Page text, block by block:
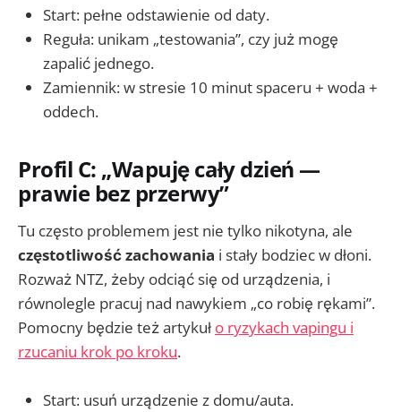
Start: pełne odstawienie od daty.
Reguła: unikam „testowania”, czy już mogę
zapalić jednego.
Zamiennik: w stresie 10 minut spaceru + woda +
oddech.
Profil C: „Wapuję cały dzień —
prawie bez przerwy”
Tu często problemem jest nie tylko nikotyna, ale
częstotliwość zachowania i stały bodziec w dłoni.
Rozważ NTZ, żeby odciąć się od urządzenia, i
równolegle pracuj nad nawykiem „co robię rękami”.
Pomocny będzie też artykuł o ryzykach vapingu i
rzucaniu krok po kroku.
Start: usuń urządzenie z domu/auta.